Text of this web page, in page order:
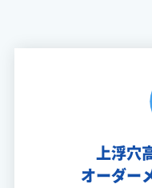
上浮穴
オーダー